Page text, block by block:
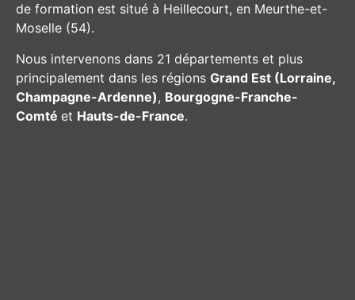
de formation est situé à Heillecourt, en Meurthe-et-
Moselle (54).
Nous intervenons dans 21 départements et plus
principalement dans les régions Grand Est (Lorraine,
Champagne-Ardenne), Bourgogne-Franche-
Comté et Hauts-de-France.